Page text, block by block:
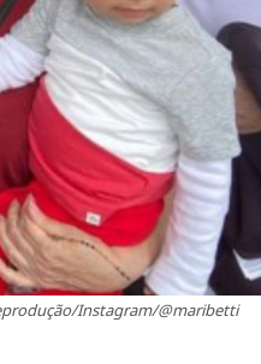
Instagram/@maribetti